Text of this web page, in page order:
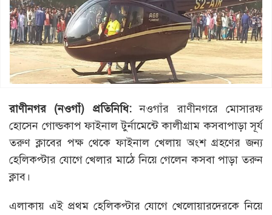
রাণীনগর (নওগাঁ) প্রতিনিধি:নওগাঁর রাণীনগরে মোসারফ
হোসেন গোল্ডকাপ ফাইনাল টুর্নামেন্টে কালীগ্রাম কসবাপাড়া সূর্য
তরুণ ক্লাবের পক্ষ থেকে ফাইনাল খেলায় অংশ গ্রহণের জন্য
হেলিকপ্টার যোগে খেলার মাঠে নিয়ে গেলেন কসবা পাড়া তরুন
ক্লাব।
এলাকায় এই প্রথম হেলিকপ্টার যোগে খেলোয়ারদেরকে নিয়ে